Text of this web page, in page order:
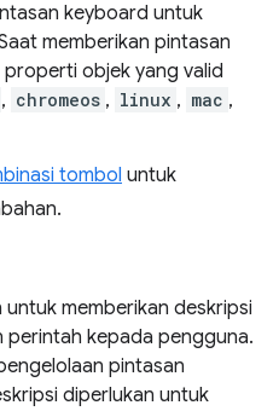
keyboard untuk
memberikan pintasan
objek yang valid
, chromeos , linux , mac ,
tombol untuk
memberikan deskripsi
kepada pengguna.
pintasan
diperlukan untuk